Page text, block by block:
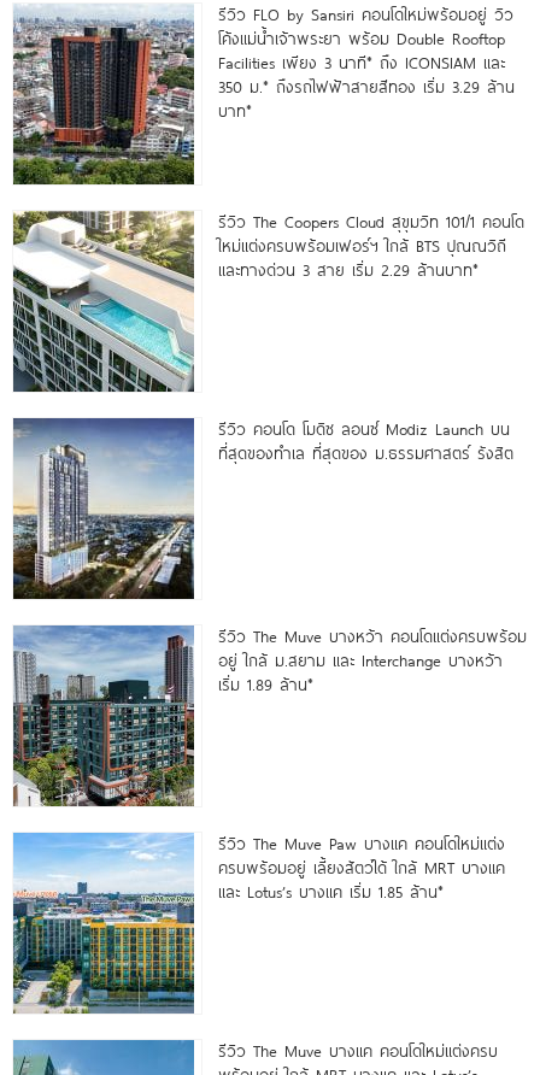
รีวิว FLO by Sansiri คอนโดใหม่พร้อมอยู่ วิว
โค้งแม่น้ำเจ้าพระยา พร้อม Double Rooftop
Facilities เพียง 3 นาที* ถึง ICONSIAM และ
350 ม.* ถึงรถไฟฟ้าสายสีทอง เริ่ม 3.29 ล้าน
บาท*
รีวิว The Coopers Cloud สุขุมวิท 101/1 คอนโด
ใหม่แต่งครบพร้อมเฟอร์ฯ ใกล้ BTS ปุณณวิถี
และทางด่วน 3 สาย เริ่ม 2.29 ล้านบาท*
รีวิว คอนโด โมดิซ ลอนซ์ Modiz Launch บน
ที่สุดของทำเล ที่สุดของ ม.ธรรมศาสตร์ รังสิต
รีวิว The Muve บางหว้า คอนโดแต่งครบพร้อม
อยู่ ใกล้ ม.สยาม และ Interchange บางหว้า
เริ่ม 1.89 ล้าน*
รีวิว The Muve Paw บางแค คอนโดใหม่แต่ง
ครบพร้อมอยู่ เลี้ยงสัตว์ได้ ใกล้ MRT บางแค
และ Lotus’s บางแค เริ่ม 1.85 ล้าน*
รีวิว The Muve บางแค คอนโดใหม่แต่งครบ